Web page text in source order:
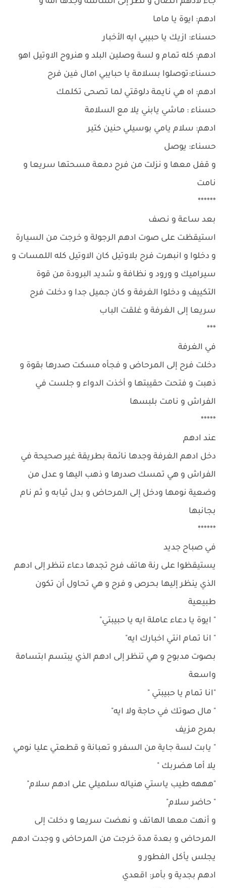
ادهم: ايوة يا ماما
حسناء: ازيك يا حبيبي ايه الأخبار
ادهم: كله تمام و لسة وصلين البلد و هنروح الاوتيل اهو
حسناء:توصلوا بسلامة يا حبايبي امال فين فرح
ادهم: اه هي نايمة دلوقتي لما تصحى تكلمك
حسناء : ماشي يابني يلا مع السلامة
ادهم: سلام يامي بوسيلي حنين كتير
حسناء: يوصل
و قفل معها و نزلت من فرح دمعة مسحتها سريعا و
نامت
******
بعد ساعة و نصف
استيقظت على صوت ادهم الرجولة و خرجت من السيارة
و دخلوا و انبهرت فرح بلاوتيل كان الاوتيل كله اللمسات و
سيراميك و ورود و نظافة و شديد البرودة من قوة
التكييف و دخلوا الغرفة و كان جميل جدا و دخلت فرح
سريعا إلى الغرفة و غلقت الباب
***
في الغرفة
دخلت فرح إلى المرحاض و فجأه مسكت صدرها بقوة و
ذهبت و فتحت حقيبتها و أخذت الدواء و جلست في
الفراش و نامت بلبسها
*****
عند ادهم
دخل ادهم الغرفة وجدها نائمة بطريقة غير صحيحة في
الفراش و هي تمسك صدرها و ذهب اليها و عدل من
وضعية نومها ودخل إلى المرحاض و بدل ثيابه و ثم نام
بجانبها
******
في صباح جديد
يستيقظوا على رنة هاتف فرح تجدها دعاء تنظر إلى ادهم
الذي ينظر إليها بحرص و فرح و هي تحاول أن تكون
طبيعية
" ايوة يا دعاء عاملة ايه يا حبيبتي"
" انا تمام انتي اخبارك ايه"
بصوت مدبوح و هي تنظر إلى ادهم الذي يبتسم ابتسامة
واسعة
"انا تمام يا حبيبتي "
" مال صوتك في حاجة ولا ايه"
بمرح مزيف
" يابت لسة جاية من السفر و تعبانة و قطعتي عليا نومي
يلا أما هضربك "
"هههه طيب ياستي هنياله سلميلي على ادهم سلام"
" حاضر سلام"
و أنهت معها الهاتف و نهضت سريعا و دخلت إلى
المرحاض و بعدة مدة خرجت من المرحاض و وجدت ادهم
يجلس يأكل الفطور و
ادهم بجدية و بأمر: اقعدي